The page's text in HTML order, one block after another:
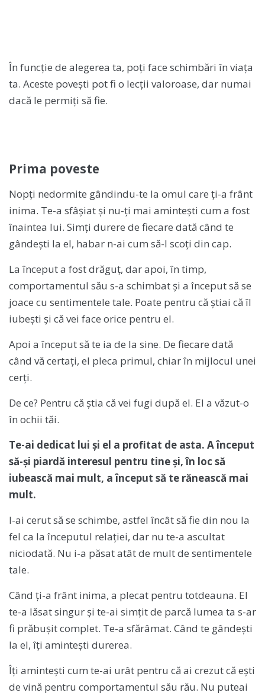
În funcție de alegerea ta, poți face schimbări în viața
ta. Aceste povești pot fi o lecții valoroase, dar numai
dacă le permiți să fie.
Prima poveste
Nopți nedormite gândindu-te la omul care ți-a frânt
inima. Te-a sfâșiat și nu-ți mai amintești cum a fost
înaintea lui. Simți durere de fiecare dată când te
gândești la el, habar n-ai cum să-l scoți din cap.
La început a fost drăguț, dar apoi, în timp,
comportamentul său s-a schimbat și a început să se
joace cu sentimentele tale. Poate pentru că știai că îl
iubești și că vei face orice pentru el.
Apoi a început să te ia de la sine. De fiecare dată
când vă certați, el pleca primul, chiar în mijlocul unei
cerți.
De ce? Pentru că știa că vei fugi după el. El a văzut-o
în ochii tăi.
Te-ai dedicat lui și el a profitat de asta. A început
să-și piardă interesul pentru tine și, în loc să
iubească mai mult, a început să te rănească mai
mult.
I-ai cerut să se schimbe, astfel încât să fie din nou la
fel ca la începutul relației, dar nu te-a ascultat
niciodată. Nu i-a păsat atât de mult de sentimentele
tale.
Când ți-a frânt inima, a plecat pentru totdeauna. El
te-a lăsat singur și te-ai simțit de parcă lumea ta s-ar
fi prăbușit complet. Te-a sfărâmat. Când te gândești
la el, îți amintești durerea.
Îți amintești cum te-ai urât pentru că ai crezut că ești
de vină pentru comportamentul său rău. Nu puteai